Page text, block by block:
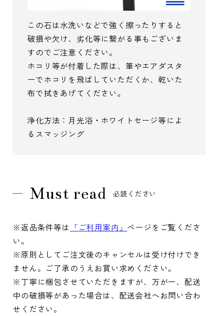
この石は水洗いなどで強く擦ったりすると
破損や欠け、劣化等に繋がる事もございま
すのでご注意ください。
ホコリ等が付着した際は、筆やエアダスタ
ーでホコリを飛ばしていただくか、乾いた
布で拭きあげてください。
浄化方法：月光浴・ホワイトセージ等によ
るスマッジング
Must read 必読ください
※返品条件等は 「ご利用案内」 ページをご覧くださ
い。
※原則としてご注文後のキャンセルは受け付けでき
ません。ご了承のうえお買い求めください。
※丁寧に梱包させていただきますが、万が一、配送
中の破損等があった場合は、配送会社へお問い合わ
せください。